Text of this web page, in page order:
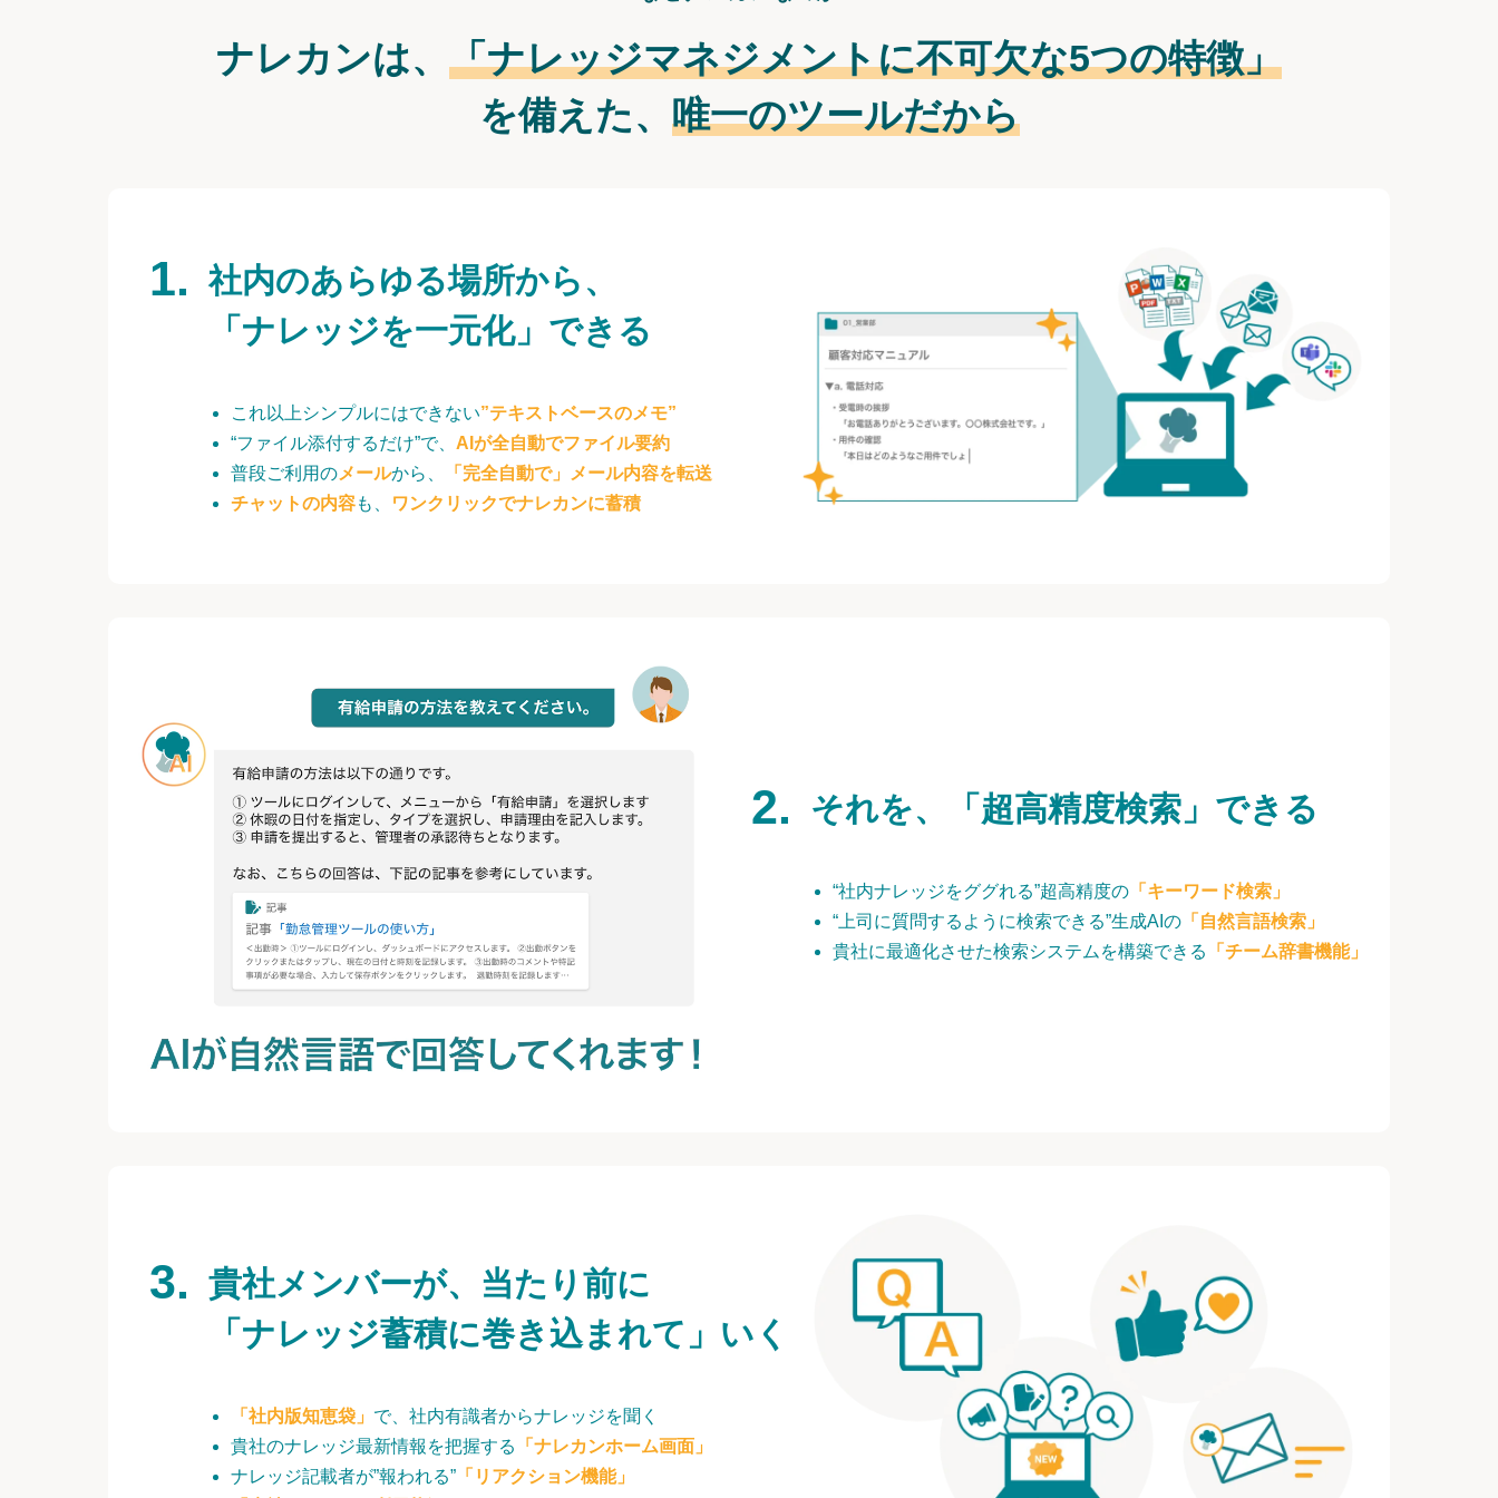
ナレカンは、 「ナレッジマネジメントに不可欠な5つの特徴」
を備えた、 唯一のツールだから
社内のあらゆる場所から、
「ナレッジを一元化」できる
これ以上シンプルにはできない”テキストベースのメモ”
“ファイル添付するだけ”で、 AIが全自動でファイル要約
普段ご利用のメールから、
「完全自動で」メール内容を転送
チャットの内容も、 ワンクリックでナレカンに蓄積
それを、「超高精度検索」できる
“社内ナレッジをググれる”超高精度の 「キーワード検索」
“上司に質問するように検索できる”生成AIの 「自然言語検索」
貴社に最適化させた検索システムを構築できる
「チーム辞書機能」
貴社メンバーが、当たり前に
「ナレッジ蓄積に巻き込まれて」いく
「社内版知恵袋」 で、社内有識者からナレッジを聞く
貴社のナレッジ最新情報を把握する
「ナレカンホーム画面」
ナレッジ記載者が”報われる” 「リアクション機能」